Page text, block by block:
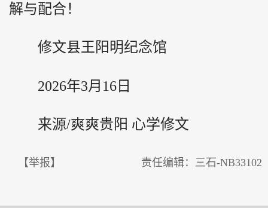
解与配合！
修文县王阳明纪念馆
2026年3月16日
来源/爽爽贵阳 心学修文
【举报】 责任编辑：三石-NB33102